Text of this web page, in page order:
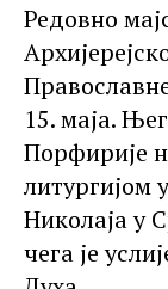
Редовно
15. маја.
Порфирије
литургијом
Николаја у
чега је